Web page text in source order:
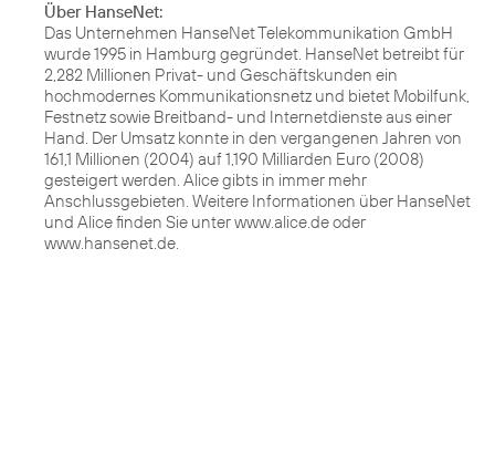
Über HanseNet:
Das Unternehmen HanseNet Telekommunikation GmbH
wurde 1995 in Hamburg gegründet. HanseNet betreibt für
2,282 Millionen Privat- und Geschäftskunden ein
hochmodernes Kommunikationsnetz und bietet Mobilfunk,
Festnetz sowie Breitband- und Internetdienste aus einer
Hand. Der Umsatz konnte in den vergangenen Jahren von
161,1 Millionen (2004) auf 1,190 Milliarden Euro (2008)
gesteigert werden. Alice gibts in immer mehr
Anschlussgebieten. Weitere Informationen über HanseNet
und Alice finden Sie unter www.alice.de oder
www.hansenet.de.